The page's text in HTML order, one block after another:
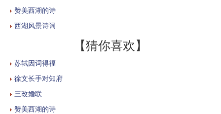
赞美西湖的诗
西湖风景诗词
【猜你喜欢】
苏轼因词得福
徐文长手对知府
三改婚联
赞美西湖的诗